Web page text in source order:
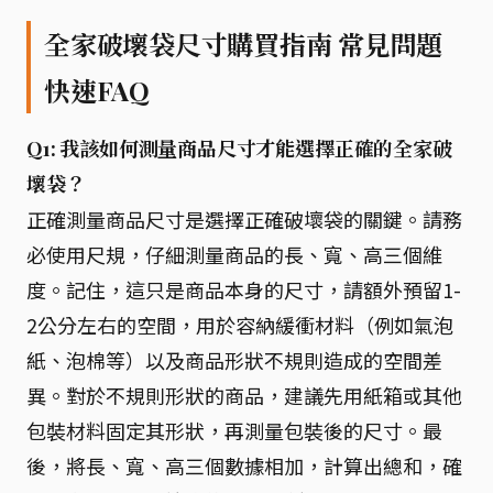
全家破壞袋尺寸購買指南 常見問題
快速FAQ
Q1: 我該如何測量商品尺寸才能選擇正確的全家破
壞袋？
正確測量商品尺寸是選擇正確破壞袋的關鍵。請務
必使用尺規，仔細測量商品的長、寬、高三個維
度。記住，這只是商品本身的尺寸，請額外預留1-
2公分左右的空間，用於容納緩衝材料（例如氣泡
紙、泡棉等）以及商品形狀不規則造成的空間差
異。對於不規則形狀的商品，建議先用紙箱或其他
包裝材料固定其形狀，再測量包裝後的尺寸。最
後，將長、寬、高三個數據相加，計算出總和，確